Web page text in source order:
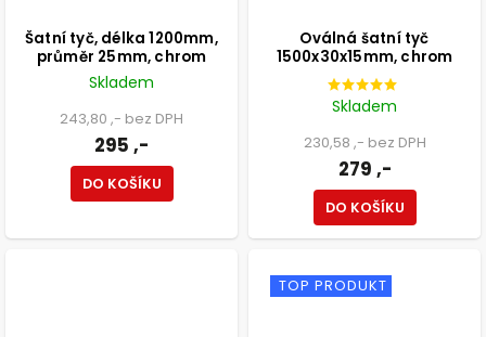
Šatní tyč, délka 1200mm,
průměr 25mm, chrom
Skladem
243,80 ,- bez DPH
295 ,-
DO KOŠÍKU
Oválná šatní tyč
1500x30x15mm, chrom
Skladem
230,58 ,- bez DPH
279 ,-
DO KOŠÍKU
TOP PRODUKT